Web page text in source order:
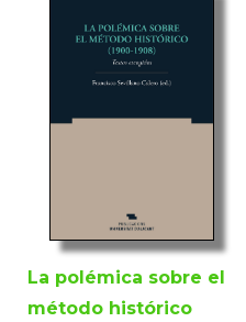
La polémica sobre el
método histórico